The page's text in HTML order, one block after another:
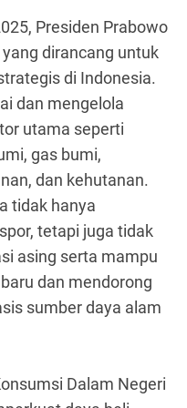
Presiden Prabowo
dirancang untuk
di Indonesia.
dan mengelola
utama seperti
gas bumi,
dan kehutanan.
tidak hanya
tetapi juga tidak
asing serta mampu
dan mendorong
sumber daya alam
Dalam Negeri